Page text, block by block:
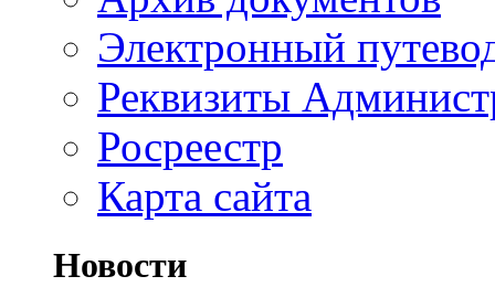
Электронный
Реквизиты
Росреестр
Карта сайта
Новости